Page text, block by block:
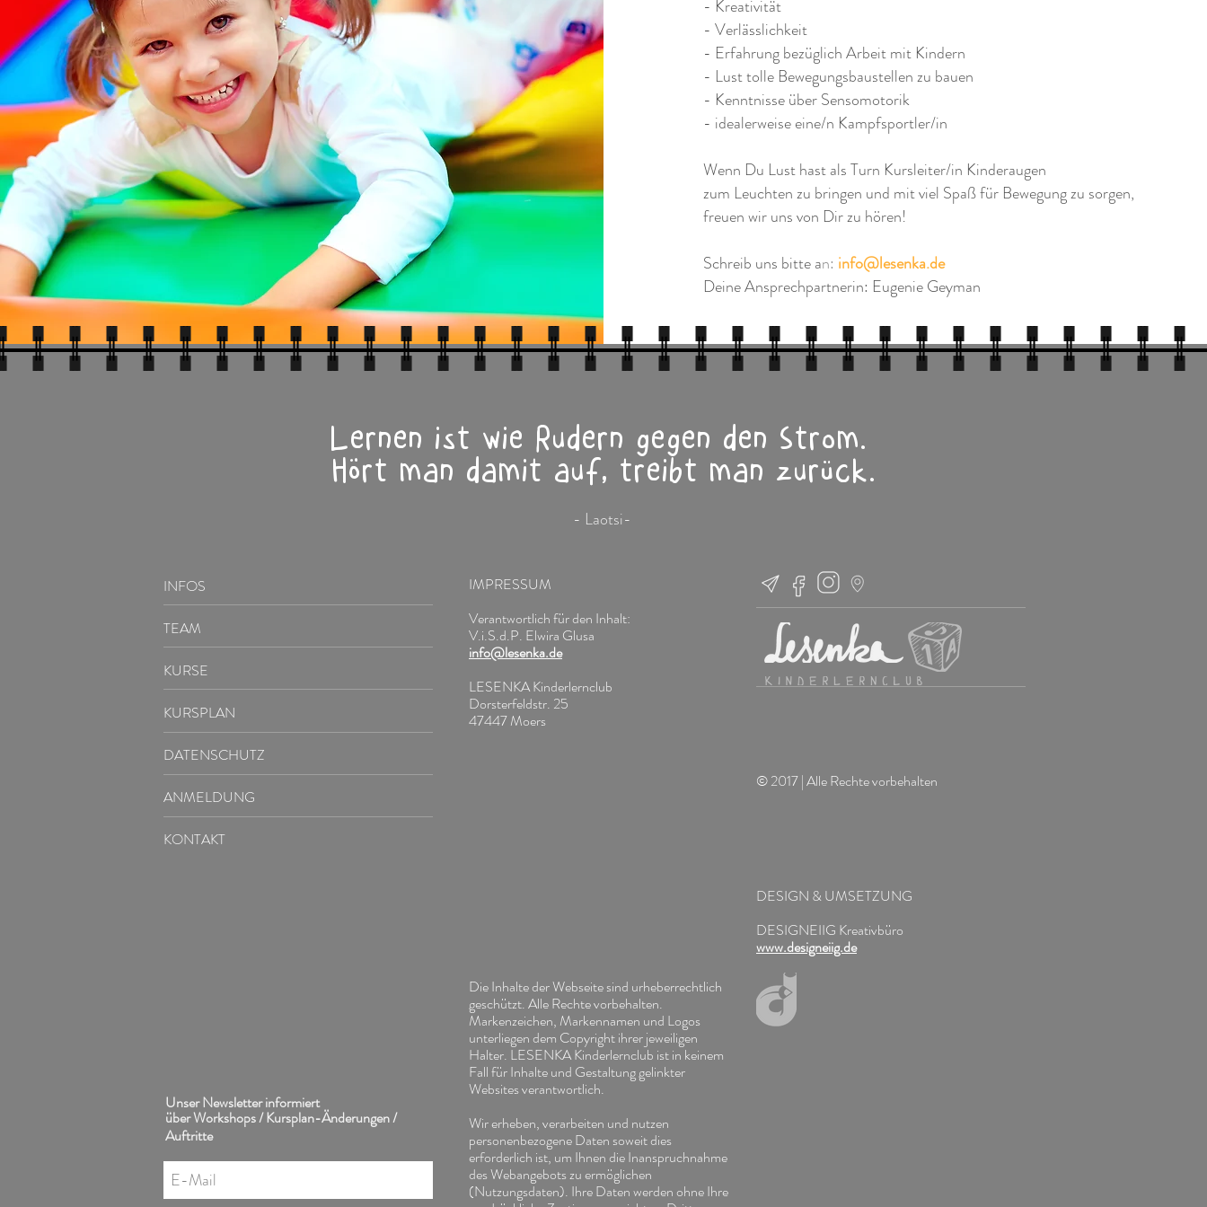
- Kreativität
- Verlässlichkeit
- Erfahrung bezüglich Arbeit mit Kindern
- Lust tolle Bewegungsbaustellen zu bauen
- Kenntnisse über Sensomotorik
- idealerweise eine/n Kampfsportler/in
Wenn Du Lust hast als Turn Kursleiter/in Kinderaugen
zum Leuchten zu bringen und mit viel Spaß für Bewegung zu sorgen,
freuen wir uns von Dir zu hören!
Schreib uns bitte an: info@lesenka.de
Deine Ansprechpartnerin: Eugenie Geyman
Lernen ist wie Rudern gegen den Strom.
Hört man damit auf, treibt man zurück.
- Laotsi-
INFOS
TEAM
KURSE
KURSPLAN
DATENSCHUTZ
ANMELDUNG
KONTAKT
IMPRESSUM
Verantwortlich für den Inhalt:
V.i.S.d.P. Elwira Glusa
info@lesenka.de
LESENKA Kinderlernclub
Dorsterfeldstr. 25
47447 Moers
© 2017 | Alle Rechte vorbehalten
DESIGN & UMSETZUNG
DESIGNEIIG Kreativbüro
www.designeiig.de
Unser Newsletter informiert
über Workshops / Kursplan-Änderungen /
Auftritte
Die Inhalte der Webseite sind urheberrechtlich
geschützt. Alle Rechte vorbehalten.
Markenzeichen, Markennamen und Logos
unterliegen dem Copyright ihrer jeweiligen
Halter. LESENKA Kinderlernclub ist in keinem
Fall für Inhalte und Gestaltung gelinkter
Websites verantwortlich.
Wir erheben, verarbeiten und nutzen
personenbezogene Daten soweit dies
erforderlich ist, um Ihnen die Inanspruchnahme
des Webangebots zu ermöglichen
(Nutzungsdaten). Ihre Daten werden ohne Ihre